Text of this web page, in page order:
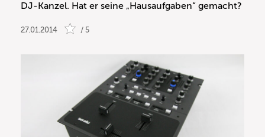
DJ-Kanzel. Hat er seine „Hausaufgaben“ gemacht?
27.01.2014 / 5